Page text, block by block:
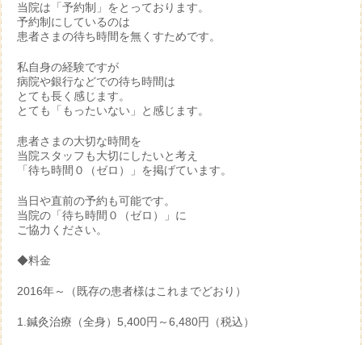
当院は「予約制」をとっております。
予約制にしているのは
患者さまの待ち時間を無くすためです。
私自身の経験ですが
病院や銀行などでの待ち時間は
とても長く感じます。
とても「もったいない」と感じます。
患者さまの大切な時間を
当院スタッフも大切にしたいと考え
「待ち時間０（ゼロ）」を掲げています。
当日や直前の予約も可能です。
当院の「待ち時間０（ゼロ）」に
ご協力ください。
◆料金
2016年～（既存の患者様はこれまでどおり）
1.鍼灸治療（全身）5,400円～6,480円（税込）